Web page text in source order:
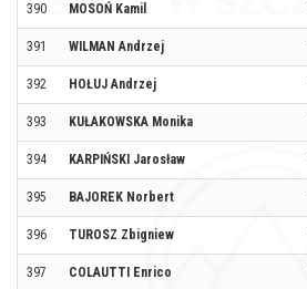
390 MOSOŃ Kamil
391 WILMAN Andrzej
392 HOŁUJ Andrzej
393 KUŁAKOWSKA Monika
394 KARPIŃSKI Jarosław
395 BAJOREK Norbert
396 TUROSZ Zbigniew
397 COLAUTTI Enrico